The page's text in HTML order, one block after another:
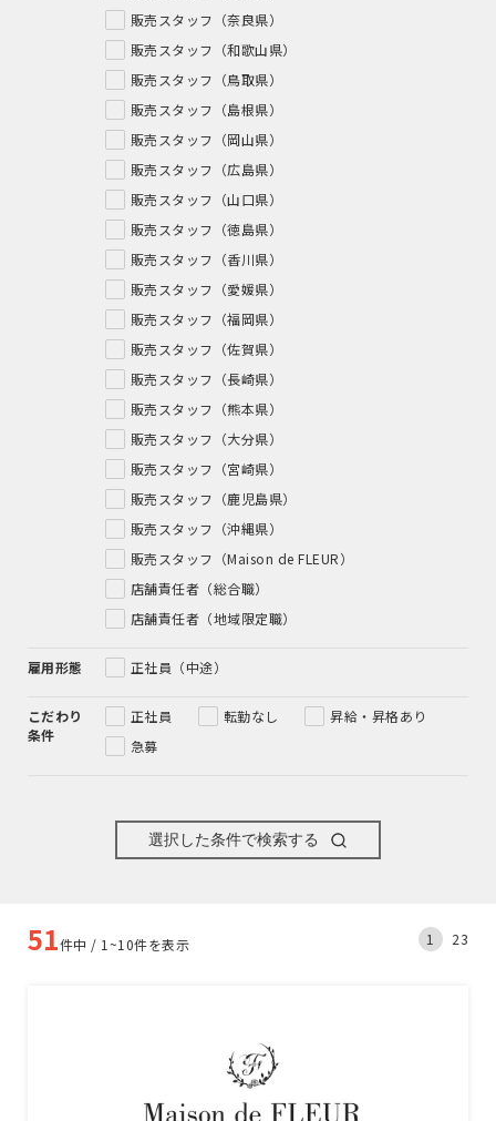
販売スタッフ（奈良県）
販売スタッフ（和歌山県）
販売スタッフ（鳥取県）
販売スタッフ（島根県）
販売スタッフ（岡山県）
販売スタッフ（広島県）
販売スタッフ（山口県）
販売スタッフ（徳島県）
販売スタッフ（香川県）
販売スタッフ（愛媛県）
販売スタッフ（福岡県）
販売スタッフ（佐賀県）
販売スタッフ（長崎県）
販売スタッフ（熊本県）
販売スタッフ（大分県）
販売スタッフ（宮崎県）
販売スタッフ（鹿児島県）
販売スタッフ（沖縄県）
販売スタッフ（Maison de FLEUR）
店舗責任者（総合職）
店舗責任者（地域限定職）
雇用形態 正社員（中途）
こだわり
条件
正社員 転勤なし
昇給・昇格あり
急募
選択した条件で検索する
51件中 / 1~10件を表示 1 23